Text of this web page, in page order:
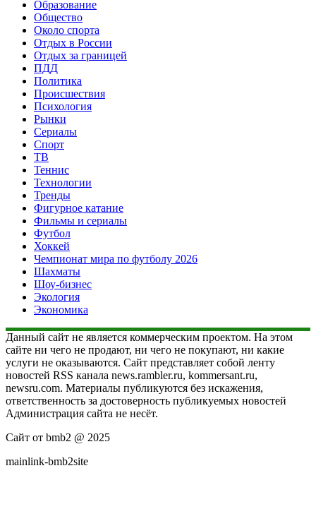
Образование
Общество
Около спорта
Отдых в России
Отдых за границей
ПДД
Политика
Происшествия
Психология
Рынки
Сериалы
Спорт
ТВ
Теннис
Технологии
Тренды
Фигурное катание
Фильмы и сериалы
Футбол
Хоккей
Чемпионат мира по футболу 2026
Шахматы
Шоу-бизнес
Экология
Экономика
Данный сайт не является коммерческим проектом. На этом
сайте ни чего не продают, ни чего не покупают, ни какие
услуги не оказываются. Сайт представляет собой ленту
новостей RSS канала news.rambler.ru, kommersant.ru,
newsru.com. Материалы публикуются без искажения,
ответственность за достоверность публикуемых новостей
Администрация сайта не несёт.
Сайт от bmb2 @ 2025
mainlink-bmb2site